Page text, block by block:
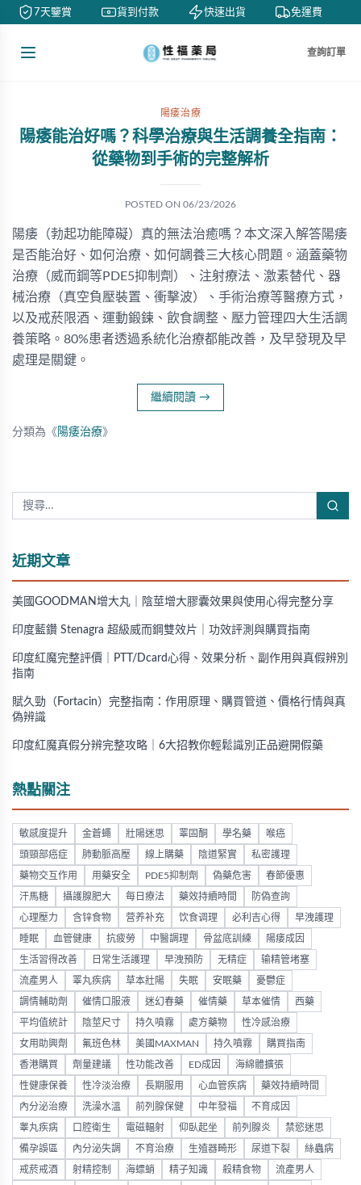
7天鑒賞 貨到付款 快速出貨 免運費
查詢訂單
陽痿治療
陽痿能治好嗎？科學治療與生活調養全指南：
從藥物到手術的完整解析
POSTED ON 06/23/2026
陽痿（勃起功能障礙）真的無法治癒嗎？本文深入解答陽痿
是否能治好、如何治療、如何調養三大核心問題。涵蓋藥物
治療（威而鋼等PDE5抑制劑）、注射療法、激素替代、器
械治療（真空負壓裝置、衝擊波）、手術治療等醫療方式，
以及戒菸限酒、運動鍛鍊、飲食調整、壓力管理四大生活調
養策略。80%患者透過系統化治療都能改善，及早發現及早
處理是關鍵。
繼續閱讀 →
分類為《 陽痿治療》
近期文章
美國GOODMAN增大丸｜陰莖增大膠囊效果與使用心得完整分享
印度藍鑽 Stenagra 超級威而鋼雙效片｜功效評測與購買指南
印度紅魔完整評價｜PTT/Dcard心得、效果分析、副作用與真假辨別
指南
賦久勁（Fortacin）完整指南：作用原理、購買管道、價格行情與真
偽辨識
印度紅魔真假分辨完整攻略｜6大招教你輕鬆識別正品避開假藥
熱點關注
敏感度提升 金蒼蠅 壯陽迷思 睪固酮 學名藥 喉癌
頭頸部癌症 肺動脈高壓 線上購藥 陰道緊實 私密護理
藥物交互作用 用藥安全 PDE5抑制劑 偽藥危害 春節優惠
汗馬糖 攝護腺肥大 每日療法 藥效持續時間 防偽查詢
心理壓力 含锌食物 营养补充 饮食调理 必利吉心得 早洩護理
睡眠 血管健康 抗疲勞 中醫調理 骨盆底訓練 陽痿成因
生活習得改善 日常生活護理 早洩預防 无精症 输精管堵塞
流產男人 睪丸疾病 草本壯陽 失眠 安眠藥 憂鬱症
調情輔助劑 催情口服液 迷幻春藥 催情藥 草本催情 西藥
平均值統計 陰莖尺寸 持久噴霧 處方藥物 性冷感治療
女用助興劑 氟班色林 美國MAXMAN 持久噴霧 購買指南
香港購買 劑量建議 性功能改善 ED成因 海綿體擴張
性健康保養 性冷淡治療 長期服用 心血管疾病 藥效持續時間
內分泌治療 洗澡水溫 前列腺保健 中年發福 不育成因
睾丸疾病 口腔衛生 電磁輻射 仰臥起坐 前列腺炎 禁慾迷思
備孕誤區 內分泌失調 不育治療 生殖器畸形 尿道下裂 絲蟲病
戒菸戒酒 射精控制 海螵蛸 精子知識 殺精食物 流產男人